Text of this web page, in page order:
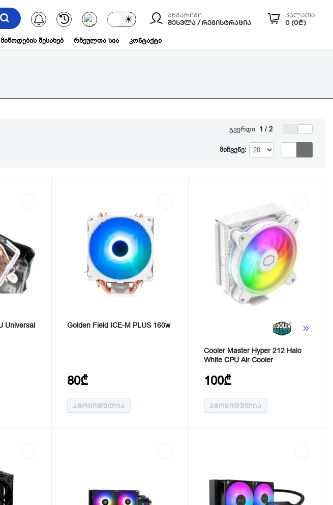
კალათა
0 (0₾)
ანგარიში
ᲨᲔᲡᲕᲚᲐ / ᲠᲔᲒᲘᲡᲢᲠᲐᲪᲘᲐ
☀
შეტყობინებები
მიწოდების შესახებ რჩეულთა სია კონტაქტი
გვერდი 1 / 2
მიჩვენე:
Golden Field ICE-M PLUS 160w
80₾
ᲐᲛᲝᲧᲘᲓᲣᲚᲘᲐ
Cooler Master Hyper 212 Halo
White CPU Air Cooler
100₾
ᲐᲛᲝᲧᲘᲓᲣᲚᲘᲐ